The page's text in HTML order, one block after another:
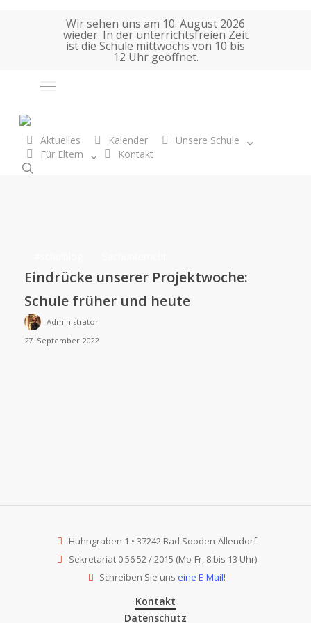
Wir sehen uns am 10. August 2026
wieder. In der unterrichtsfreien Zeit
ist die Schule mittwochs von 10 bis
12 Uhr geöffnet.
Auswahl
Aktuelles Kalender
Unsere Schule
Für Eltern
Kontakt
Projektwoche
unserer
Schule
früher
und
Eindrücke unserer Projektwoche:
Schule früher und heute
Administrator
27. September 2022
Huhngraben 1 • 37242 Bad Sooden-Allendorf
Sekretariat 0 56 52 / 2015 (Mo-Fr, 8 bis 13 Uhr)
Schreiben Sie uns eine E-Mail!
Kontakt
Datenschutz